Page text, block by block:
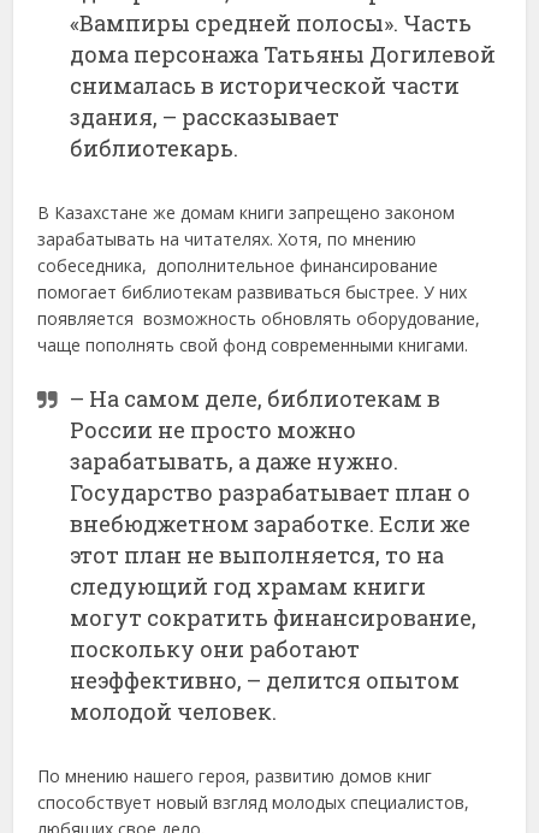
«Вампиры средней полосы». Часть
дома персонажа Татьяны Догилевой
снималась в исторической части
здания, – рассказывает
библиотекарь.
В Казахстане же домам книги запрещено законом
зарабатывать на читателях. Хотя, по мнению
собеседника, дополнительное финансирование
помогает библиотекам развиваться быстрее. У них
появляется возможность обновлять оборудование,
чаще пополнять свой фонд современными книгами.
– На самом деле, библиотекам в
России не просто можно
зарабатывать, а даже нужно.
Государство разрабатывает план о
внебюджетном заработке. Если же
этот план не выполняется, то на
следующий год храмам книги
могут сократить финансирование,
поскольку они работают
неэффективно, – делится опытом
молодой человек.
По мнению нашего героя, развитию домов книг
способствует новый взгляд молодых специалистов,